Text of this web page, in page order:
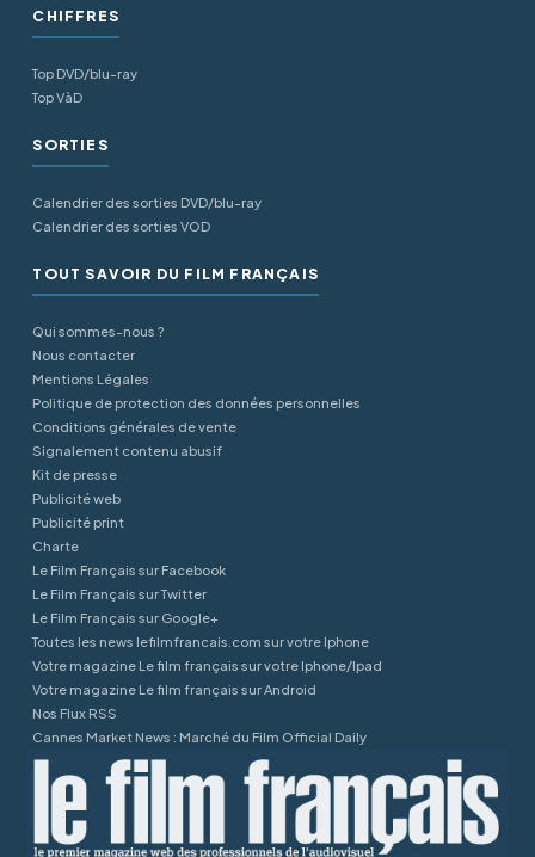
CHIFFRES
Top DVD/blu-ray
Top VàD
SORTIES
Calendrier des sorties DVD/blu-ray
Calendrier des sorties VOD
TOUT SAVOIR DU FILM FRANÇAIS
Qui sommes-nous ?
Nous contacter
Mentions Légales
Politique de protection des données personnelles
Conditions générales de vente
Signalement contenu abusif
Kit de presse
Publicité web
Publicité print
Charte
Le Film Français sur Facebook
Le Film Français sur Twitter
Le Film Français sur Google+
Toutes les news lefilmfrancais.com sur votre Iphone
Votre magazine Le film français sur votre Iphone/Ipad
Votre magazine Le film français sur Android
Nos Flux RSS
Cannes Market News : Marché du Film Official Daily